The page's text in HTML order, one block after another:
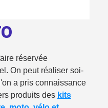
à chaque commande
en France Métropolitaine
14 jours
commande
réservée
On peut réaliser soi-
a pris connaissance
produits des kits